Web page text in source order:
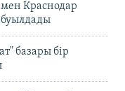
Краснодар
базары бір